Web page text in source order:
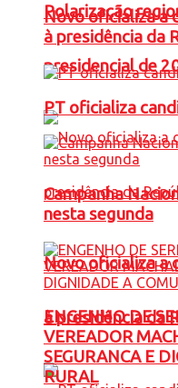
Polarização
presidencial de
Novo oficializa a
à presidência da
Novo oficializa a
à presidência da
PT oficializa
Campanha
nesta segunda
ENGENHO DE
VEREADOR
SEGURANCA E
RURAL